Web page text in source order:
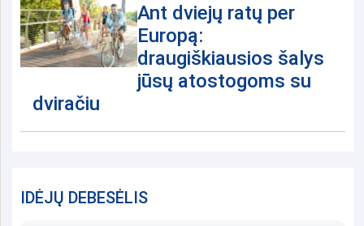
Ant dviejų ratų per
Europą:
draugiškiausios šalys
jūsų atostogoms su
dviračiu
IDĖJŲ DEBESĖLIS